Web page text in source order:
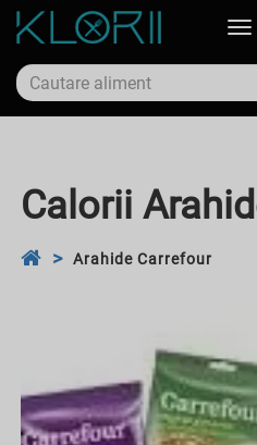
Calorii
Arahide Carrefour